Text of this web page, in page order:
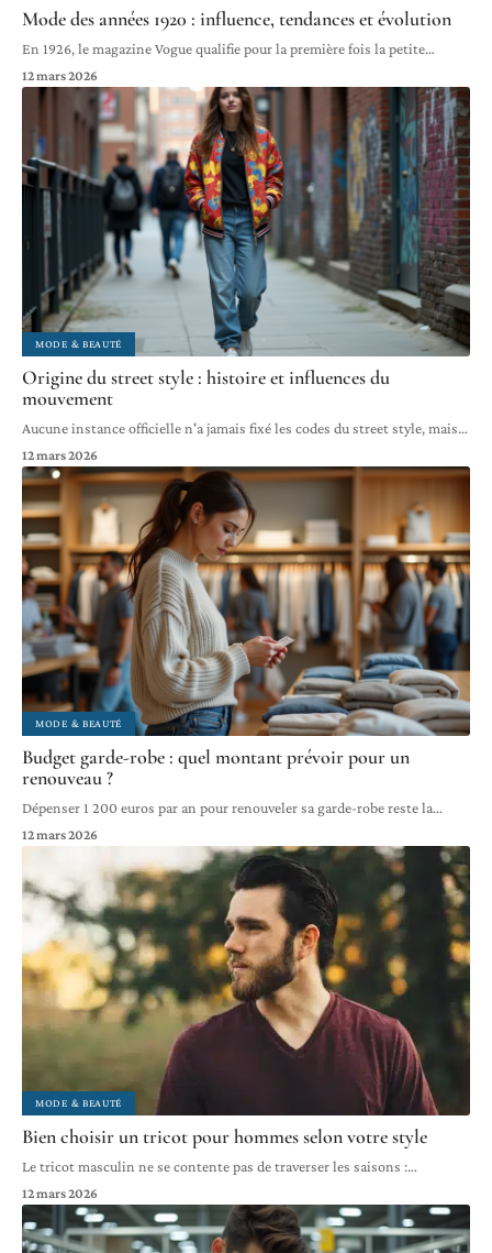
Mode des années 1920 : influence, tendances et évolution
En 1926, le magazine Vogue qualifie pour la première fois la petite…
12 mars 2026
MODE & BEAUTÉ
Origine du street style : histoire et influences du
mouvement
Aucune instance officielle n'a jamais fixé les codes du street style, mais…
12 mars 2026
MODE & BEAUTÉ
Budget garde-robe : quel montant prévoir pour un
renouveau ?
Dépenser 1 200 euros par an pour renouveler sa garde-robe reste la…
12 mars 2026
MODE & BEAUTÉ
Bien choisir un tricot pour hommes selon votre style
Le tricot masculin ne se contente pas de traverser les saisons :…
12 mars 2026